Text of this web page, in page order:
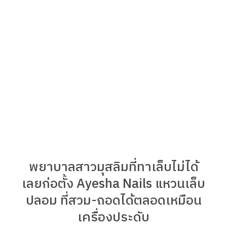
พยาบาลสาวมุสลิมที่ทาเล็บไม่ได้
เลยก่อตั้ง Ayesha Nails แหวนเล็บ
ปลอม ที่สวม-ถอดได้ตลอดเหมือน
เครื่องประดับ